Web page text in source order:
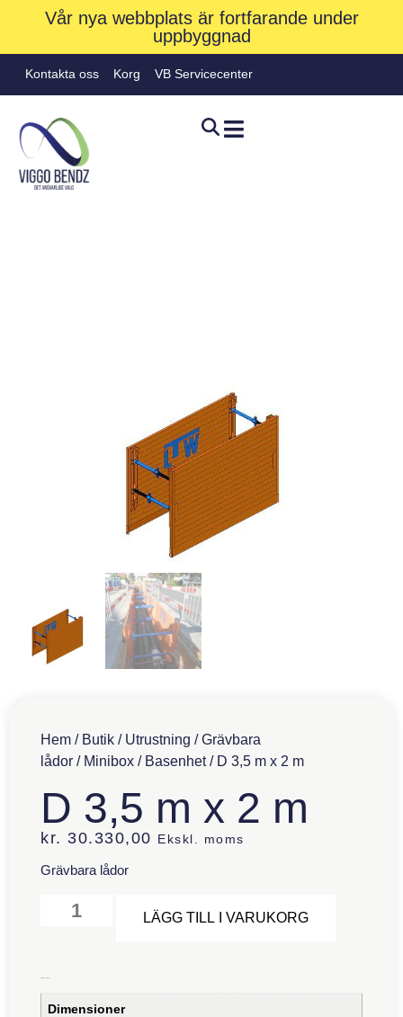
Vår nya webbplats är fortfarande under
uppbyggnad
Kontakta oss Korg VB Servicecenter
Hem / Butik / Utrustning /Grävbara
lådor / Minibox / Basenhet/ D 3,5 m x 2 m
D 3,5 m x 2 m
kr. 30.330,00 Ekskl. moms
Grävbara lådor
LÄGG TILL I VARUKORG
Dimensioner